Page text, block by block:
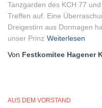
Tanzgarden des KCH 77
Treffen auf. Eine
Dreigestirn aus Dormagen
unser Prinz Weiterlesen
Von Festkomitee Hagener
AUS DEM VORSTAND